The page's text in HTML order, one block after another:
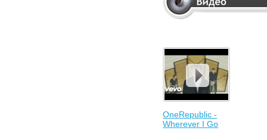
OneRepublic -
Wherever I Go